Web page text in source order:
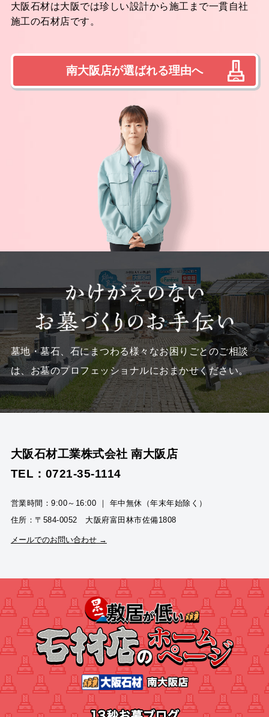
大阪石材は大阪では珍しい設計から施工まで一貫自社
施工の石材店です。
南大阪店が選ばれる理由へ
墓地・墓石、石にまつわる様々なお困りごとのご相談
は、お墓のプロフェッショナルにおまかせください。
大阪石材工業株式会社 南大阪店
TEL：0721-35-1114
営業時間：9:00～16:00 ｜ 年中無休（年末年始除く）
住所：〒584-0052 大阪府富田林市佐備1808
メールでのお問い合わせ →